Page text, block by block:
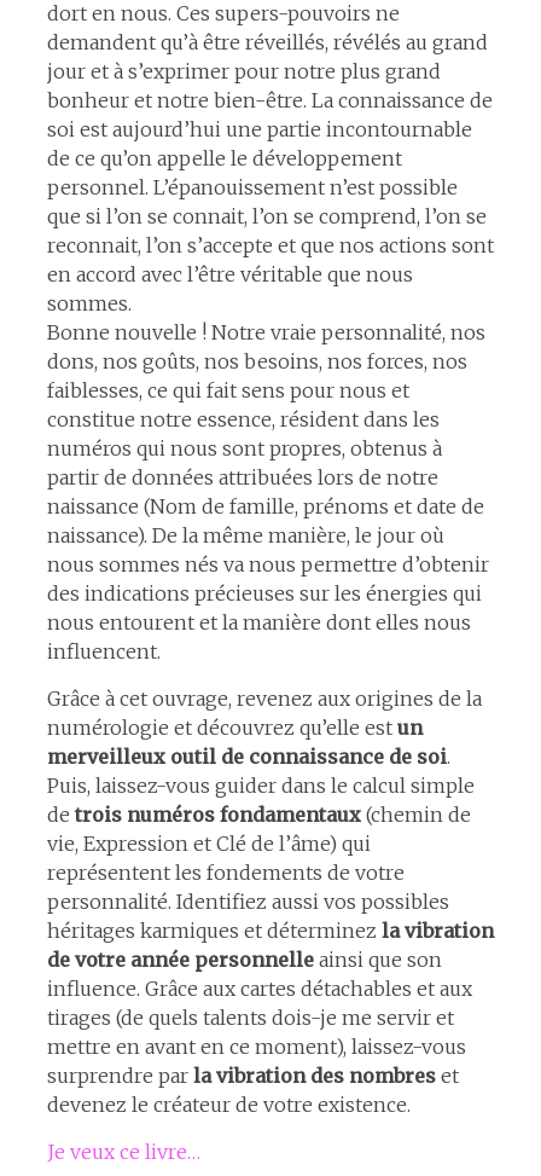
dort en nous. Ces supers-pouvoirs ne
demandent qu’à être réveillés, révélés au grand
jour et à s’exprimer pour notre plus grand
bonheur et notre bien-être. La connaissance de
soi est aujourd’hui une partie incontournable
de ce qu’on appelle le développement
personnel. L’épanouissement n’est possible
que si l’on se connait, l’on se comprend, l’on se
reconnait, l’on s’accepte et que nos actions sont
en accord avec l’être véritable que nous
sommes.
Bonne nouvelle ! Notre vraie personnalité, nos
dons, nos goûts, nos besoins, nos forces, nos
faiblesses, ce qui fait sens pour nous et
constitue notre essence, résident dans les
numéros qui nous sont propres, obtenus à
partir de données attribuées lors de notre
naissance (Nom de famille, prénoms et date de
naissance). De la même manière, le jour où
nous sommes nés va nous permettre d’obtenir
des indications précieuses sur les énergies qui
nous entourent et la manière dont elles nous
influencent.
Grâce à cet ouvrage, revenez aux origines de la
numérologie et découvrez qu’elle est un
merveilleux outil de connaissance de soi.
Puis, laissez-vous guider dans le calcul simple
detrois numéros fondamentaux(chemin de
vie, Expression et Clé de l’âme) qui
représentent les fondements de votre
personnalité. Identifiez aussi vos possibles
héritages karmiques et déterminez la vibration
de votre année personnelle ainsi que son
influence. Grâce aux cartes détachables et aux
tirages (de quels talents dois-je me servir et
mettre en avant en ce moment), laissez-vous
surprendre par la vibration des nombreset
devenez le créateur de votre existence.
Je veux ce livre…